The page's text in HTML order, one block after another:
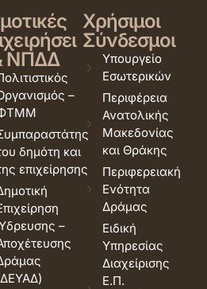
ΝΠΔΔ
–
δημότη και
επιχείρησης
–
Χρήσιμοι
Σύνδεσμοι
Υπουργείο
Εσωτερικών
Περιφέρεια
Ανατολικής
Μακεδονίας
και Θράκης
Περιφερειακή
Ενότητα
Δράμας
Ειδική
Υπηρεσίας
Διαχείρισης
Ε.Π.